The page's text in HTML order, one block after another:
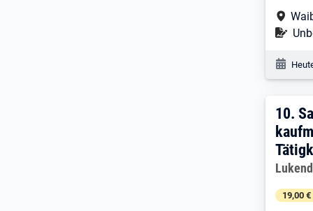
10.
10.
19,00